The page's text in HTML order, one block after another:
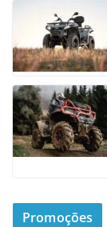
Promoções